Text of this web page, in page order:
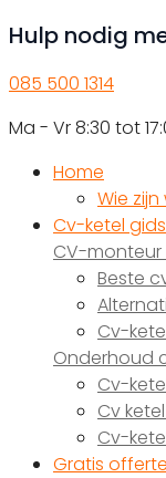
Hulp nodig
085 500 1314
Ma - Vr 8:30 tot
Home
Wie zijn
Cv-ketel gids
CV-monteur
Beste
Cv-
Onderhoud
Cv-
Cv
Cv-
Gratis